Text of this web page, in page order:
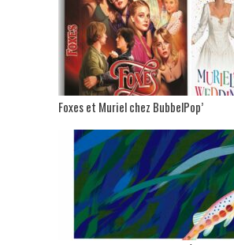
Foxes et Muriel chez BubbelPop’